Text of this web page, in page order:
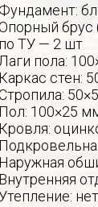
Фундамент:
брус
по ТУ — 2 шт
Лаги пола:
Каркас стен:
Пол: 100×25
Кровля:
Наружная
Внутренняя
нет